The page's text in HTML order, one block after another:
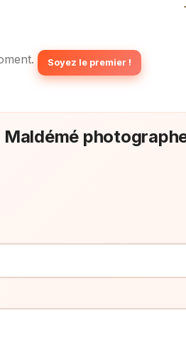
Soyez le premier !